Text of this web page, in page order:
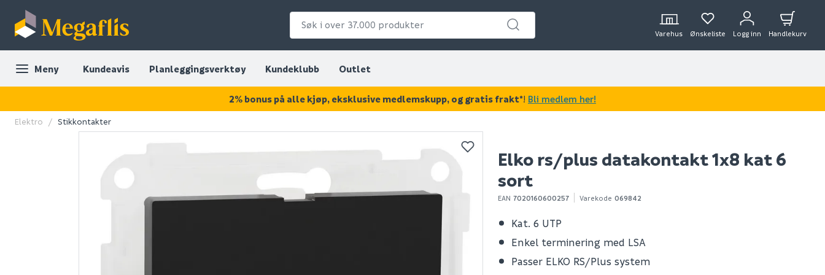
Varehus Ønskeliste Logg inn Handlekurv
Meny Kundeavis Planleggingsverktøy Kundeklubb Outlet
KAN DISSE VÆRE AV INTERESSE?
Elektro Stikkontakter
Elko rs/plus datakontakt 1x8 kat 6
sort
EAN 7020160600257 Varekode 069842
Kat. 6 UTP
Enkel terminering med LSA
Passer ELKO RS/Plus system
2% bonus på alle kjøp, eksklusive medlemskupp, og gratis frakt*! Bli medlem her!